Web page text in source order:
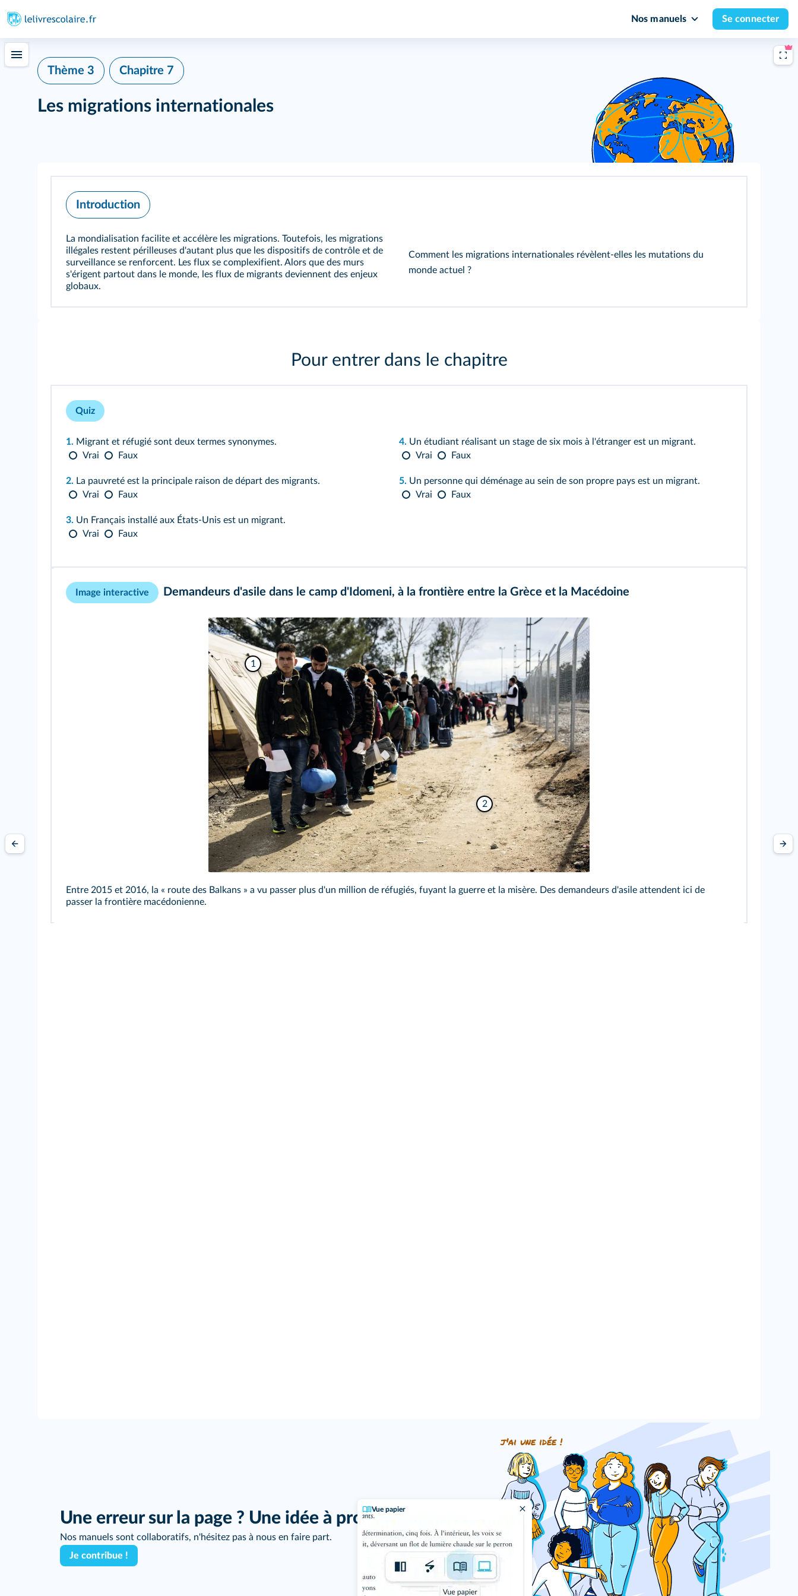
Nos manuels Se connecter
Vue papier
Thème 3 Chapitre 7
Les migrations internationales
Introduction
La mondialisation facilite et accélère les migrations. Toutefois, les migrations
illégales restent périlleuses d'autant plus que les dispositifs de contrôle et de
surveillance se renforcent. Les flux se complexifient. Alors que des murs
s'érigent partout dans le monde, les flux de migrants deviennent des enjeux
globaux.
Comment les migrations internationales révèlent-elles les mutations du
monde actuel ?
Pour entrer dans le chapitre
Quiz
1. Migrant et réfugié sont deux termes synonymes.
Vrai
Faux
2. La pauvreté est la principale raison de départ des migrants.
Vrai
Faux
3. Un Français installé aux États-Unis est un migrant.
Vrai
Faux
4. Un étudiant réalisant un stage de six mois à l'étranger est un migrant.
Vrai
Faux
5. Un personne qui déménage au sein de son propre pays est un migrant.
Vrai
Faux
Image interactive Demandeurs d'asile dans le camp d'Idomeni, à la frontière entre la Grèce et la Macédoine
1
2
Entre 2015 et 2016, la « route des Balkans » a vu passer plus d'un million de réfugiés, fuyant la guerre et la misère. Des demandeurs d'asile attendent ici de
passer la frontière macédonienne.
Une erreur sur la page ? Une idée à proposer ?
Nos manuels sont collaboratifs, n'hésitez pas à nous en faire part.
Je contribue !
j'ai une idée !